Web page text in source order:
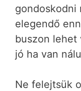
gondoskodni
elegendő
buszon lehet
jó ha van
Ne felejtsük